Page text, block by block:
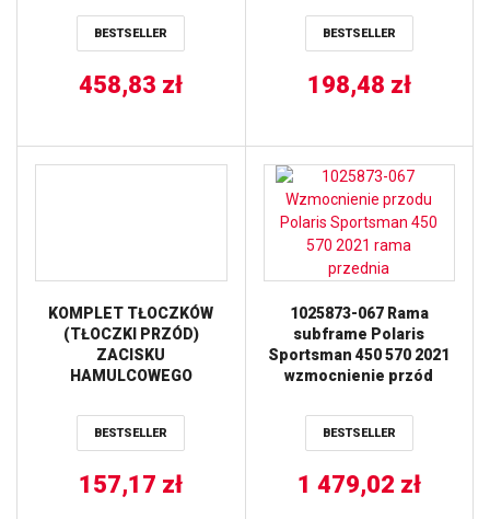
BESTSELLER
458,83 zł
BALLS
BESTSELLER
198,48 zł
KOMPLET TŁOCZKÓW
(TŁOCZKI PRZÓD)
ZACISKU
HAMULCOWEGO
’20-’21, RZR Turbo
’20-’21, RZR XP 4 Turbo
BESTSELLER
157,17 zł
1025873-067 Rama
subframe Polaris
Sportsman 450 570 2021
wzmocnienie przód
BESTSELLER
1 479,02 zł